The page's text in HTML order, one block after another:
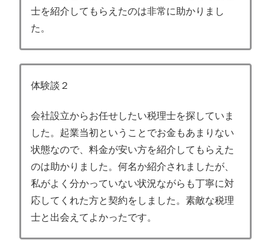
士を紹介してもらえたのは非常に助かりまし
た。
体験談２
会社設立からお任せしたい税理士を探していま
した。起業当初ということでお金もあまりない
状態なので、料金が安い方を紹介してもらえた
のは助かりました。何名か紹介されましたが、
私がよく分かっていない状況ながらも丁寧に対
応してくれた方と契約をしました。素敵な税理
士と出会えてよかったです。